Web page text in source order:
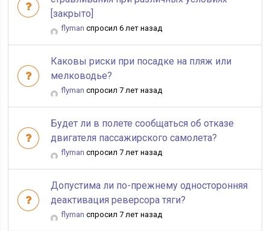
[закрыто]
flyman спросил 6 лет назад
Каковы риски при посадке на пляж или
мелководье?
flyman спросил 7 лет назад
Будет ли в полете сообщаться об отказе
двигателя пассажирского самолета?
flyman спросил 7 лет назад
Допустима ли по-прежнему односторонняя
деактивация реверсора тяги?
flyman спросил 7 лет назад